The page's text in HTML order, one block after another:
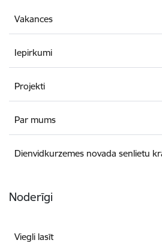
Vakances
Iepirkumi
Projekti
Par mums
Dienvidkurzemes novada senlietu
Noderīgi
Viegli lasīt